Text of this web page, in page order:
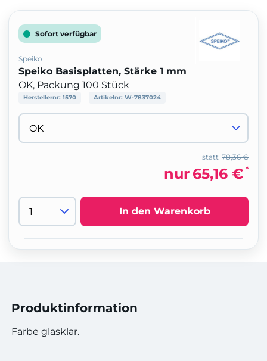
Sofort verfügbar
Speiko
Speiko Basisplatten, Stärke 1 mm
OK, Packung 100 Stück
Herstellernr: 1570 Artikelnr: W-7837024
78,36 €
statt
nur 65,16 € *
In den Warenkorb
Produktinformation
Farbe glasklar.